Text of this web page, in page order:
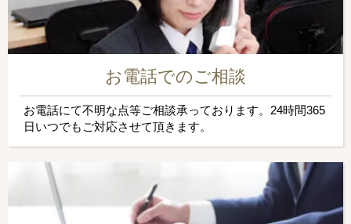
お電話でのご相談
お電話にて不明な点等ご相談承っております。24時間365
日いつでもご対応させて頂きます。